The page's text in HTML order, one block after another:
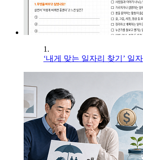
1.
‘내게 맞는 일자리 찾기’ 일